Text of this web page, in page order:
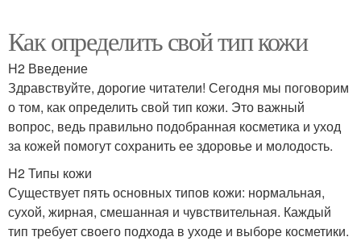
Как определить свой тип кожи
H2 Введение
Здравствуйте, дорогие читатели! Сегодня мы поговорим
о том, как определить свой тип кожи. Это важный
вопрос, ведь правильно подобранная косметика и уход
за кожей помогут сохранить ее здоровье и молодость.
H2 Типы кожи
Существует пять основных типов кожи: нормальная,
сухой, жирная, смешанная и чувствительная. Каждый
тип требует своего подхода в уходе и выборе косметики.